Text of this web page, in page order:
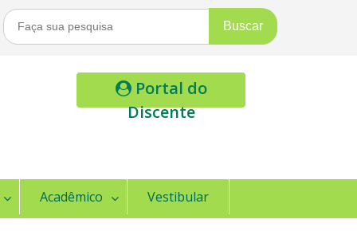
Buscar
Por:
Portal do
Discente
Acadêmico Vestibular